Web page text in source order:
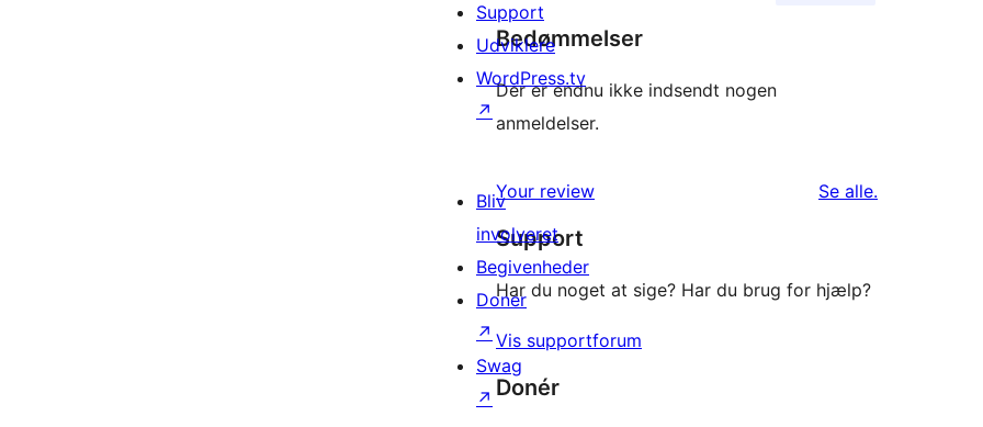
Bedømmelser
Der er endnu ikke indsendt nogen
anmeldelser.
Your review Se alleanmeldelser
.
Support
Har du noget at sige? Har du brug for hjælp?
Vis supportforum
Donér
Support
Udviklere
WordPress.tv
↗
Bliv
involveret
Begivenheder
Doner
↗
Swag
↗